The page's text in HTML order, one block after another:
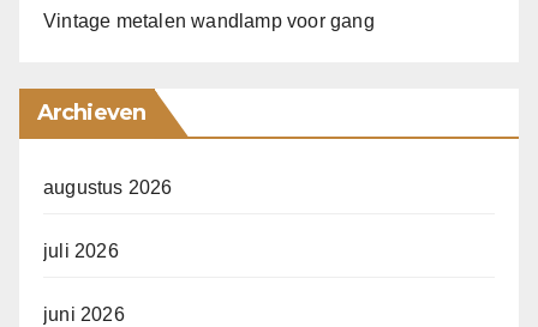
Vintage metalen wandlamp voor gang
Archieven
augustus 2026
juli 2026
juni 2026